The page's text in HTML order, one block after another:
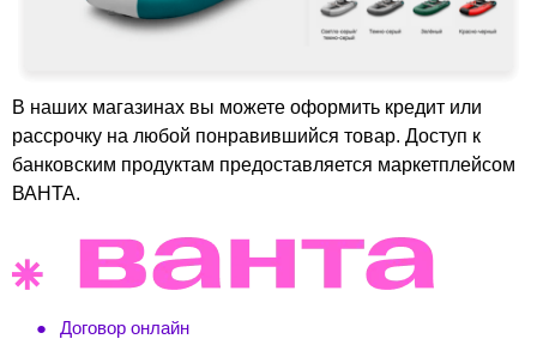
В наших магазинах вы можете оформить кредит или
рассрочку на любой понравившийся товар. Доступ к
банковским продуктам предоставляется маркетплейсом
ВАНТА.
Договор онлайн